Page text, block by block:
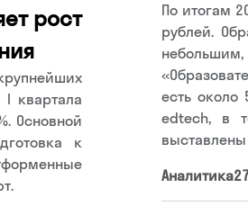
рост
квартала
Основной
к
По итогам
рублей.
есть около
edtech, в
Аналитика